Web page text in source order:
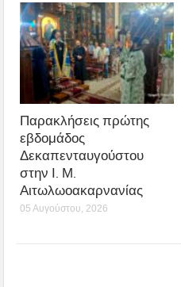
Παρακλήσεις πρώτης
εβδομάδος
Δεκαπενταυγούστου
στην Ι. Μ.
Αιτωλωοακαρνανίας
05 Αυγούστου, 2026